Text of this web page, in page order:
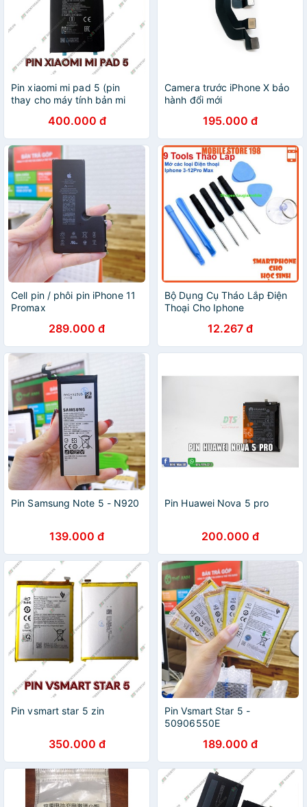
Pin xiaomi mi pad 5 (pin
thay cho máy tính bản mi
400.000 đ
Camera trước iPhone X bảo
hành đổi mới
195.000 đ
Cell pin / phôi pin iPhone 11
Promax
289.000 đ
Bộ Dụng Cụ Tháo Lắp Điện
Thoại Cho Iphone
12.267 đ
Pin Samsung Note 5 - N920
139.000 đ
Pin Huawei Nova 5 pro
200.000 đ
Pin vsmart star 5 zin
350.000 đ
Pin Vsmart Star 5 -
50906550E
189.000 đ